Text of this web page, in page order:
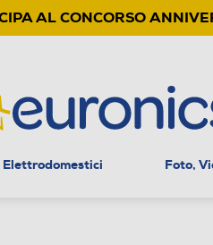
AL CONCORSO
Elettrodomestici Foto,